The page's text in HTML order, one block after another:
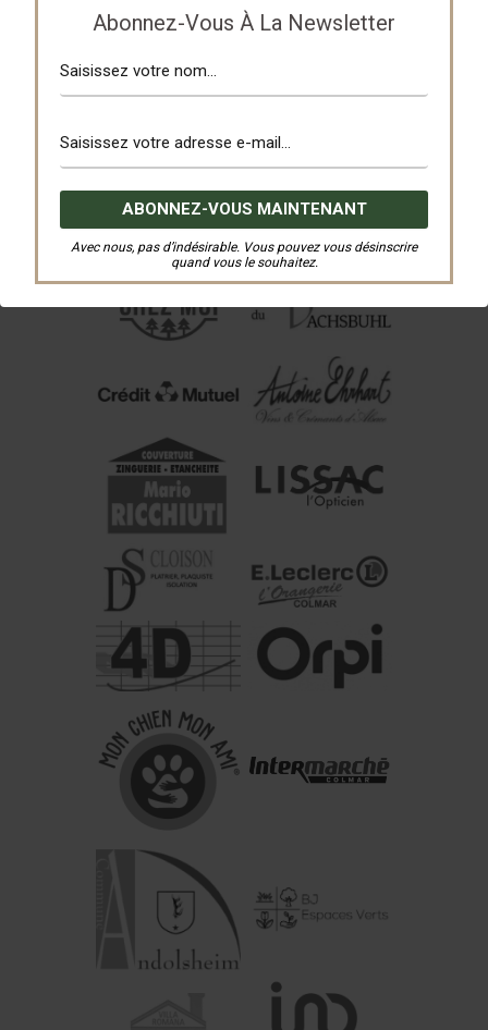
Abonnez-Vous À La Newsletter
Avec nous, pas d’indésirable. Vous pouvez vous désinscrire
quand vous le souhaitez.